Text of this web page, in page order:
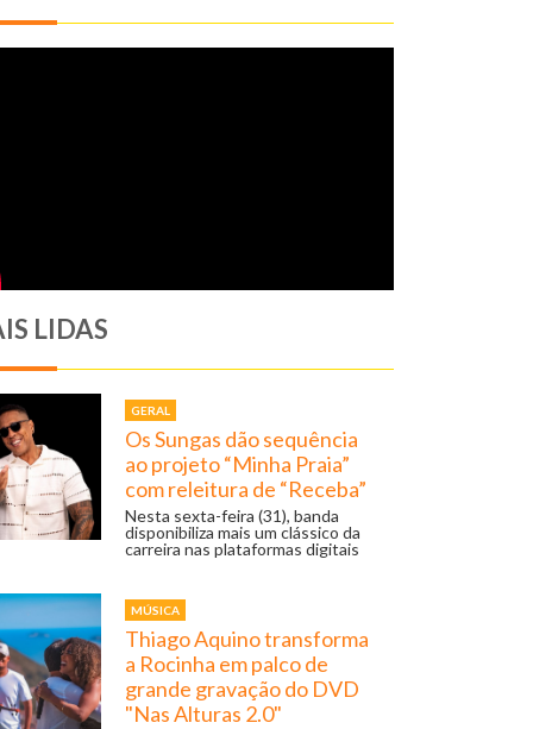
LIDAS
GERAL
Os Sungas dão sequência
ao projeto “Minha Praia”
com releitura de “Receba”
Nesta sexta-feira (31), banda
disponibiliza mais um clássico da
carreira nas plataformas digitais
MÚSICA
Thiago Aquino transforma
a Rocinha em palco de
grande gravação do DVD
"Nas Alturas 2.0"